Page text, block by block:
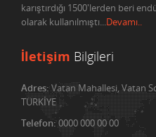
karıştırdığı 1500'lerden beri
olarak kullanılmıştı...Devamı..
İletişim Bilgileri
Adres:Vatan Mahallesi, Vatan
TÜRKİYE
Telefon:0000 000 00 00